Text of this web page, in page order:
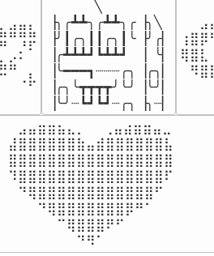
▔▔▔▔▔╲
▕╮╭┻┻╮╭┻┻╮╭▕╮╲
▕╯┃╭╮┃┃╭╮┃╰▕╯╭▏
▕╭┻┻┻┛┗┻┻┛  ▕  ╰▏
▕╰━━━┓┈┈┈╭╮▕╭╮▏
▕╭╮╰┳┳┳┳╯╰╯▕╰╯▏
▕╰╯┈┗┛┗┛┈╭╮▕╮┈▏
⠀⣠⣤⣶⣶⣦⣄⡀  ⠀⢀⣤⣴⣶⣶⣤⣀⠀
⣼⣿⣿⣿⣿⣿⣿⣷⣤⣾⣿⣿⣿⣿⣿⣿⣧
⣿⣿⣿⣿⣿⣿⣿⣿⣿⣿⣿⣿⣿⣿⣿⣿⣿
⠹⣿⣿⣿⣿⣿⣿⣿⣿⣿⣿⣿⣿⣿⣿⣿⠏
⠀⠙⢿⣿⣿⣿⣿⣿⣿⣿⣿⣿⣿⣿⣿⠋⠀
⠀⠀⠀⠙⢿⣿⣿⣿⣿⣿⣿⣿⡿⠛⠁⠀⠀
⠀⠀⠀⠀⠀⠉⢿⣿⣿⣿⠟⠋⠀⠀⠀⠀⠀